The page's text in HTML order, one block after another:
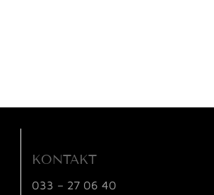
KONTAKT
033 – 27 06 40